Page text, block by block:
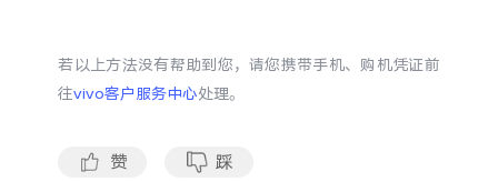
若以上方法没有帮助到您，请您携带手机、购机凭证前
往vivo客户服务中心处理。
赞 踩